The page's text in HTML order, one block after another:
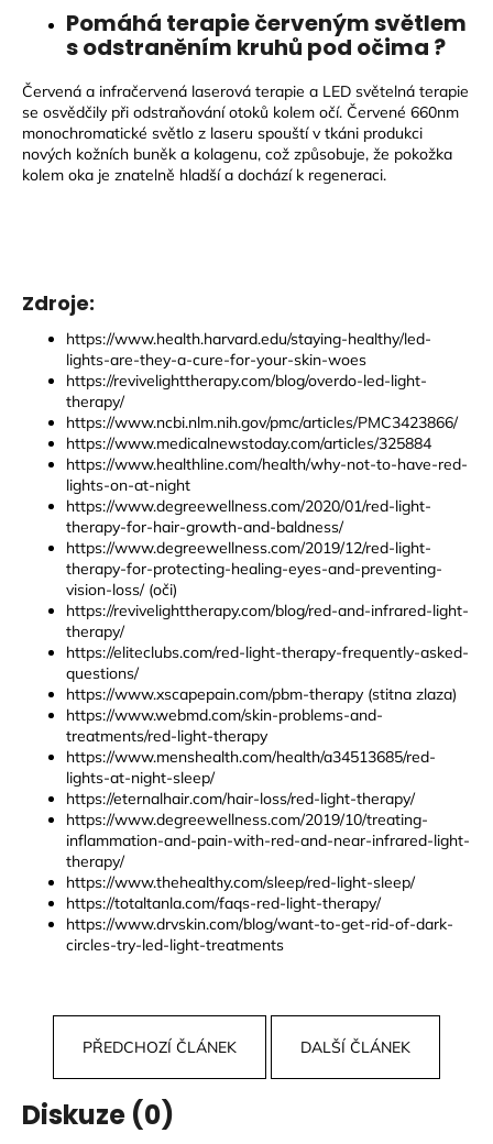
Pomáhá terapie červeným světlem
s odstraněním kruhů pod očima ?
Červená a infračervená laserová terapie a LED světelná terapie
se osvědčily při odstraňování otoků kolem očí. Červené 660nm
monochromatické světlo z laseru spouští v tkáni produkci
nových kožních buněk a kolagenu, což způsobuje, že pokožka
kolem oka je znatelně hladší a dochází k regeneraci.
Zdroje:
https://www.health.harvard.edu/staying-healthy/led-
lights-are-they-a-cure-for-your-skin-woes
https://revivelighttherapy.com/blog/overdo-led-light-
therapy/
https://www.ncbi.nlm.nih.gov/pmc/articles/PMC3423866/
https://www.medicalnewstoday.com/articles/325884
https://www.healthline.com/health/why-not-to-have-red-
lights-on-at-night
https://www.degreewellness.com/2020/01/red-light-
therapy-for-hair-growth-and-baldness/
https://www.degreewellness.com/2019/12/red-light-
therapy-for-protecting-healing-eyes-and-preventing-
vision-loss/(oči)
https://revivelighttherapy.com/blog/red-and-infrared-light-
therapy/
https://eliteclubs.com/red-light-therapy-frequently-asked-
questions/
https://www.xscapepain.com/pbm-therapy (stitna zlaza)
https://www.webmd.com/skin-problems-and-
treatments/red-light-therapy
https://www.menshealth.com/health/a34513685/red-
lights-at-night-sleep/
https://eternalhair.com/hair-loss/red-light-therapy/
https://www.degreewellness.com/2019/10/treating-
inflammation-and-pain-with-red-and-near-infrared-light-
therapy/
https://www.thehealthy.com/sleep/red-light-sleep/
https://totaltanla.com/faqs-red-light-therapy/
https://www.drvskin.com/blog/want-to-get-rid-of-dark-
circles-try-led-light-treatments
PŘEDCHOZÍ ČLÁNEK DALŠÍ ČLÁNEK
Diskuze (0)